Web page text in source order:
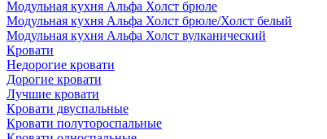
Модульная кухня Альфа Холст брюле
Модульная кухня Альфа Холст брюле/Холст белый
Модульная кухня Альфа Холст вулканический
Кровати
Недорогие кровати
Дорогие кровати
Лучшие кровати
Кровати двуспальные
Кровати полутороспальные